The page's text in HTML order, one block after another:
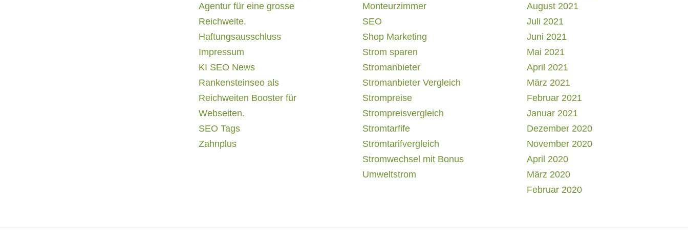
Agentur für eine grosse
Reichweite.
Haftungsausschluss
Impressum
KI SEO News
Rankensteinseo als
Reichweiten Booster für
Webseiten.
SEO Tags
Zahnplus
Monteurzimmer
SEO
Shop Marketing
Strom sparen
Stromanbieter
Stromanbieter Vergleich
Strompreise
Strompreisvergleich
Stromtarfife
Stromtarifvergleich
Stromwechsel mit Bonus
Umweltstrom
August 2021
Juli 2021
Juni 2021
Mai 2021
April 2021
März 2021
Februar 2021
Januar 2021
Dezember 2020
November 2020
April 2020
März 2020
Februar 2020